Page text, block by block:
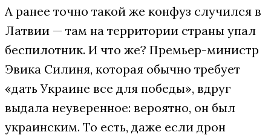
А ранее точно такой же конфуз случился в
Латвии — там на территории страны упал
беспилотник. И что же? Премьер-министр
Эвика Силиня, которая обычно требует
«дать Украине все для победы», вдруг
выдала неуверенное: вероятно, он был
украинским. То есть, даже если дрон